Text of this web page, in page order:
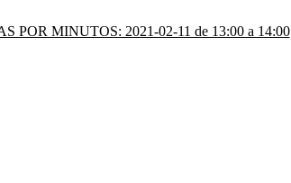
POR MINUTOS: 2021-02-11 de 13:00 a 14:00